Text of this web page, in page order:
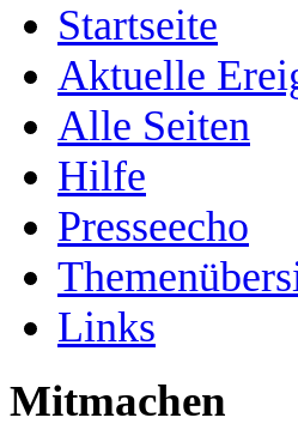
Startseite
Aktuelle
Alle Seiten
Hilfe
Presseecho
Links
Mitmachen